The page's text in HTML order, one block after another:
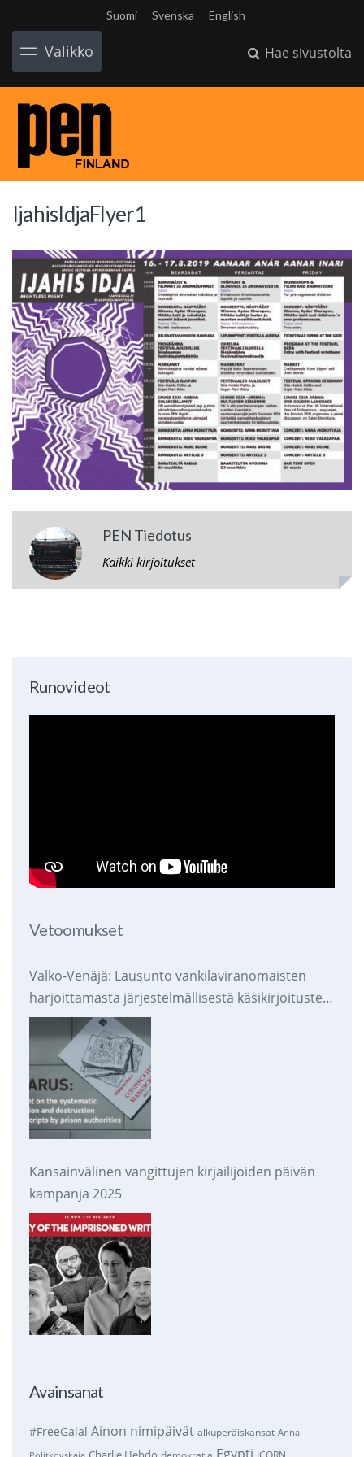
Suomi Svenska English
Valikko Hae sivustolta
IjahisIdjaFlyer1
PEN Tiedotus
Kaikki kirjoitukset
Runovideot
Vetoomukset
Valko-Venäjä: Lausunto vankilaviranomaisten
harjoittamasta järjestelmällisestä käsikirjoitusten
takavarikoinnista ja tuhoamisesta
Kansainvälinen vangittujen kirjailijoiden päivän
kampanja 2025
Avainsanat
#FreeGalal Ainon nimipäivät alkuperäiskansat Anna